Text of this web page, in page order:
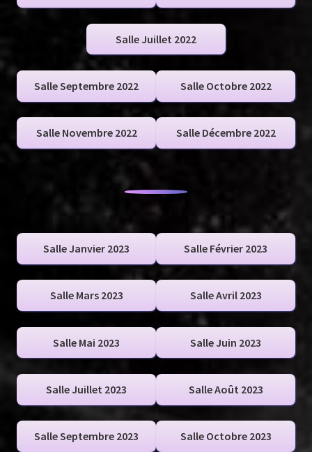
Salle Juillet 2022
Salle Septembre 2022 Salle Octobre 2022
Salle Novembre 2022 Salle Décembre 2022
Salle Janvier 2023 Salle Février 2023
Salle Mars 2023 Salle Avril 2023
Salle Mai 2023 Salle Juin 2023
Salle Juillet 2023 Salle Août 2023
Salle Septembre 2023 Salle Octobre 2023